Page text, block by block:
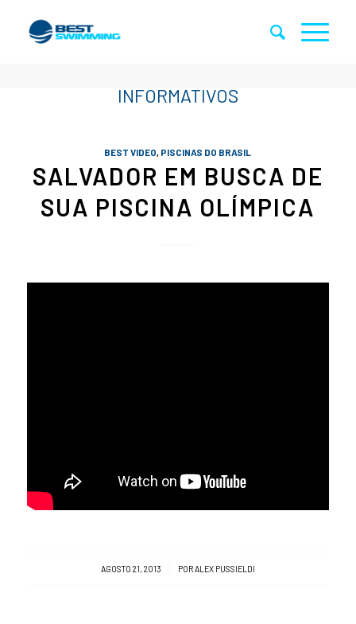
BEST VIDEO, PISCINAS DO BRASIL
SALVADOR EM BUSCA DE
SUA PISCINA OLÍMPICA
AGOSTO 21, 2013
/ PORALEX PUSSIELDI